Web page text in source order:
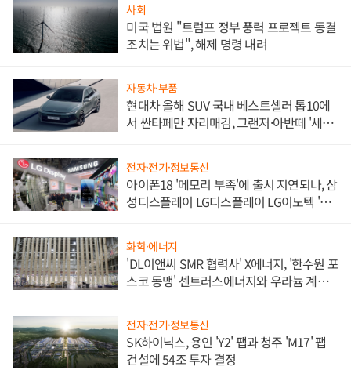
사회
미국 법원 "트럼프 정부 풍력 프로젝트 동결
조치는 위법", 해제 명령 내려
자동차·부품
현대차 올해 SUV 국내 베스트셀러 톱10에
서 싼타페만 자리매김, 그랜저·아반떼 '세단
전자·전기·정보통신
아이폰18 '메모리 부족'에 출시 지연되나, 삼
성디스플레이 LG디스플레이 LG이노텍 '탈
화학·에너지
'DL이앤씨 SMR 협력사' X에너지, '한수원 포
스코 동맹' 센트러스에너지와 우라늄 계약
전자·전기·정보통신
SK하이닉스, 용인 'Y2' 팹과 청주 'M17' 팹
건설에 54조 투자 결정